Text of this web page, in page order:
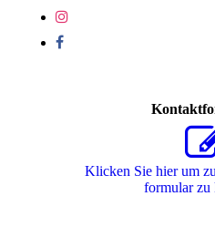
Klicken Sie hier um
for­mu­lar zu